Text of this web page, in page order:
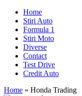
Home
Stiri Auto
Formula 1
Stiri Moto
Diverse
Contact
Test Drive
Credit Auto
Home » Honda Trading